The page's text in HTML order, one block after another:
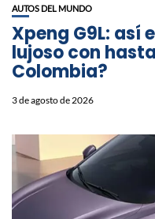
AUTOS DEL MUNDO
Xpeng G9L: así
lujoso con
Colombia?
3 de agosto de 2026